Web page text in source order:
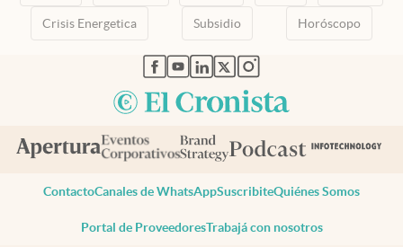
Crisis Energetica Subsidio Horóscopo
abre en nueva pestaña
abre en nueva pestaña
abre en nueva pestaña
abre en nueva pestaña
abre en nueva pestaña
ContactoCanales de WhatsAppSuscribiteQuiénes Somos
Portal de ProveedoresTrabajá con nosotros